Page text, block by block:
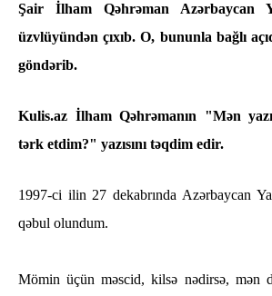
Şair İlham Qəhrəman Azərbaycan
üzvlüyündən çıxıb. O, bununla bağlı
göndərib.
Kulis.az İlham Qəhrəmanın "Mən
tərk etdim?" yazısını təqdim edir.
1997-ci ilin 27 dekabrında Azərbaycan
qəbul olundum.
Mömin üçün məscid, kilsə nədirsə, mən